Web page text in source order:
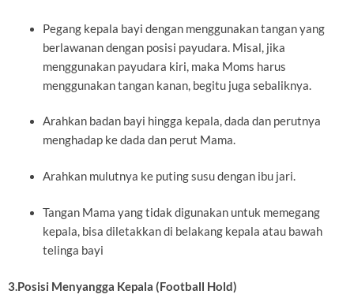
Pegang kepala bayi dengan menggunakan tangan yang
berlawanan dengan posisi payudara. Misal, jika
menggunakan payudara kiri, maka Moms harus
menggunakan tangan kanan, begitu juga sebaliknya.
Arahkan badan bayi hingga kepala, dada dan perutnya
menghadap ke dada dan perut Mama.
Arahkan mulutnya ke puting susu dengan ibu jari.
Tangan Mama yang tidak digunakan untuk memegang
kepala, bisa diletakkan di belakang kepala atau bawah
telinga bayi
3.Posisi Menyangga Kepala (Football Hold)